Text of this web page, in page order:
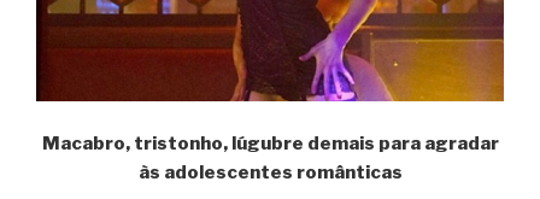
Macabro, tristonho, lúgubre demais para agradar
às adolescentes românticas